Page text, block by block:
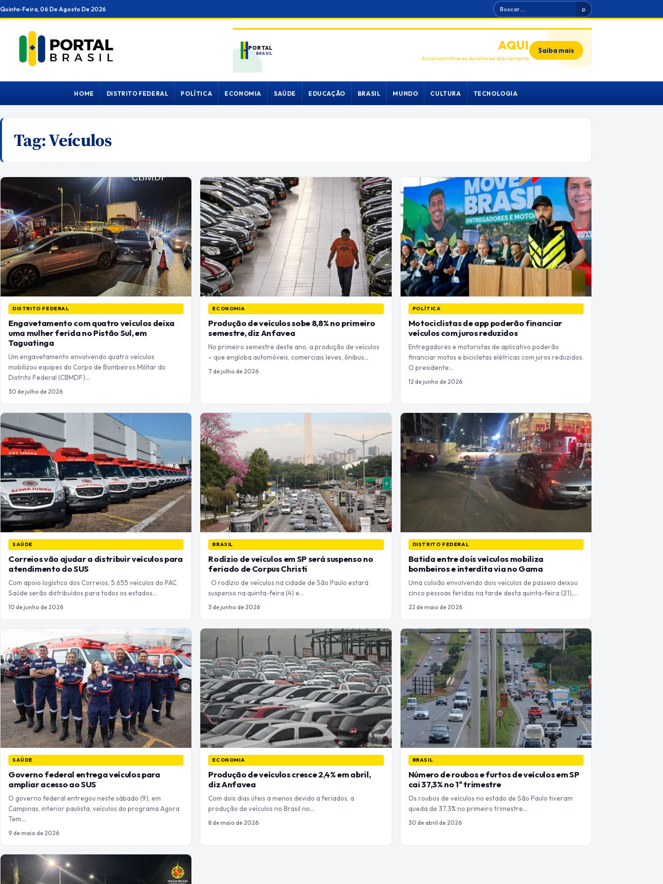
Ir
para
conteúdo
Quinta-Feira, 06 De Agosto De 2026 Buscar ⌕
PORTAL
BRASIL
ANUNCIEAQUI
Alcance milhares de leitores diariamente
Saiba mais
HOME DISTRITO FEDERAL POLÍTICA ECONOMIA SAÚDE EDUCAÇÃO BRASIL MUNDO CULTURA TECNOLOGIA
Tag:Veículos
DISTRITO FEDERAL
Engavetamento com quatro veículos deixa
uma mulher ferida no Pistão Sul, em
Taguatinga
Um engavetamento envolvendo quatro veículos
mobilizou equipes do Corpo de Bombeiros Militar do
Distrito Federal (CBMDF)…
30 de julho de 2026
ECONOMIA
Produção de veículos sobe 8,8% no primeiro
semestre, diz Anfavea
No primeiro semestre deste ano, a produção de veículos
– que engloba automóveis, comerciais leves, ônibus…
7 de julho de 2026
POLÍTICA
Motociclistas de app poderão financiar
veículos com juros reduzidos
Entregadores e motoristas de aplicativo poderão
financiar motos e bicicletas elétricas com juros reduzidos.
O presidente…
12 de junho de 2026
SAÚDE
Correios vão ajudar a distribuir veículos para
atendimento do SUS
Com apoio logístico dos Correios, 5.655 veículos do PAC
Saúde serão distribuídos para todos os estados…
10 de junho de 2026
BRASIL
Rodízio de veículos em SP será suspenso no
feriado de Corpus Christi
O rodízio de veículos na cidade de São Paulo estará
suspenso na quinta-feira (4) e…
3 de junho de 2026
DISTRITO FEDERAL
Batida entre dois veículos mobiliza
bombeiros e interdita via no Gama
Uma colisão envolvendo dois veículos de passeio deixou
cinco pessoas feridas na tarde desta quinta-feira (21),…
22 de maio de 2026
SAÚDE
Governo federal entrega veículos para
ampliar acesso ao SUS
O governo federal entregou neste sábado (9), em
Campinas, interior paulista, veículos do programa Agora
Tem…
9 de maio de 2026
ECONOMIA
Produção de veículos cresce 2,4% em abril,
diz Anfavea
Com dois dias úteis a menos devido a feriados, a
produção de veículos no Brasil no…
8 de maio de 2026
BRASIL
Número de roubos e furtos de veículos em SP
cai 37,3% no 1º trimestre
Os roubos de veículos no estado de São Paulo tiveram
queda de 37,3% no primeiro trimestre…
30 de abril de 2026